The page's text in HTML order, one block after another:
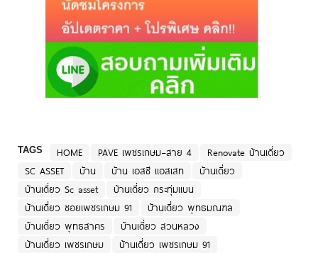
TAGS HOME PAVE เพชรเกษม–สาย 4
Renovate บ้านเดี่ยว
SC ASSET
บ้าน บ้าน เอสซี แอสเสท
บ้านเดี่ยว
บ้านเดี่ยว Sc asset
บ้านเดี่ยว กระทุ่มแบน
บ้านเดี่ยว ซอยเพชรเกษม 91
บ้านเดี่ยว พุทธมณฑล
บ้านเดี่ยว พุทธสาคร
บ้านเดี่ยว สวนหลวง
บ้านเดี่ยว เพชรเกษม
บ้านเดี่ยว เพชรเกษม 91